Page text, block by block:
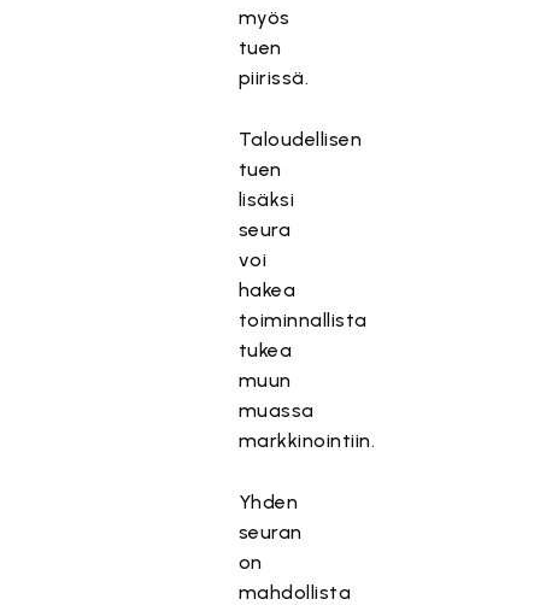
myös
tuen
piirissä.
Taloudellisen
tuen
lisäksi
seura
voi
hakea
toiminnallista
tukea
muun
muassa
markkinointiin.
Yhden
seuran
on
mahdollista